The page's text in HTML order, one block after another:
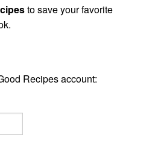
to save your favorite
Recipes account: